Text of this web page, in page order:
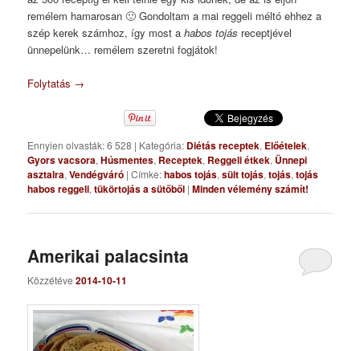
remélem hamarosan 🙂 Gondoltam a mai reggeli méltó ehhez a
szép kerek számhoz, így most ahabos tojás receptjével
ünnepelünk… remélem szeretni fogjátok!
Folytatás →
Ennyien olvasták: 6 528 | Kategória: Diétás receptek, Előételek,
Gyors vacsora,Húsmentes, Receptek, Reggeli étkek, Ünnepi
asztalra,Vendégváró |Címke:habos tojás,sült tojás,tojás,tojás
habos reggeli,tükörtojás a sütőből |Minden vélemény számít!
Amerikai palacsinta
Közzétéve2014-10-11